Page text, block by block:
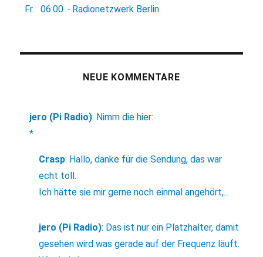
Fr.
06:00 - Radionetzwerk Berlin
NEUE KOMMENTARE
jero (Pi Radio): Nimm die hier:
*
Crasp: Hallo, danke für die Sendung, das war
echt toll.
Ich hätte sie mir gerne noch einmal angehört,...
jero (Pi Radio): Das ist nur ein Platzhalter, damit
gesehen wird was gerade auf der Frequenz läuft.